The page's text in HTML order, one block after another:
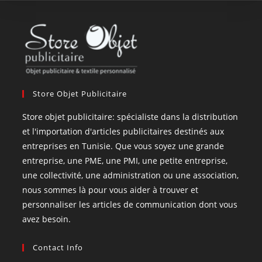
Store Objet Publicitaire
Store objet publicitaire: spécialiste dans la distribution
et l'importation d'articles publicitaires destinés aux
entreprises en Tunisie. Que vous soyez une grande
entreprise, une PME, une PMI, une petite entreprise,
une collectivité, une administration ou une association,
nous sommes là pour vous aider à trouver et
personnaliser les articles de communication dont vous
avez besoin.
Contact Info